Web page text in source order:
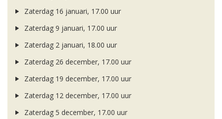
Zaterdag 16 januari, 17.00 uur
Zaterdag 9 januari, 17.00 uur
Zaterdag 2 januari, 18.00 uur
Zaterdag 26 december, 17.00 uur
Zaterdag 19 december, 17.00 uur
Zaterdag 12 december, 17.00 uur
Zaterdag 5 december, 17.00 uur